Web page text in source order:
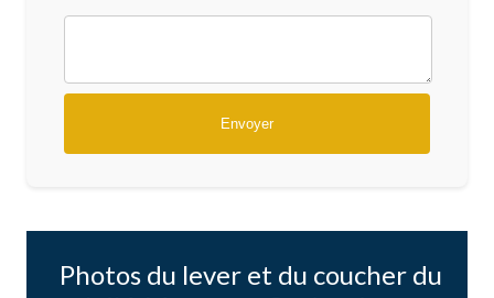
Photos du lever et du coucher du